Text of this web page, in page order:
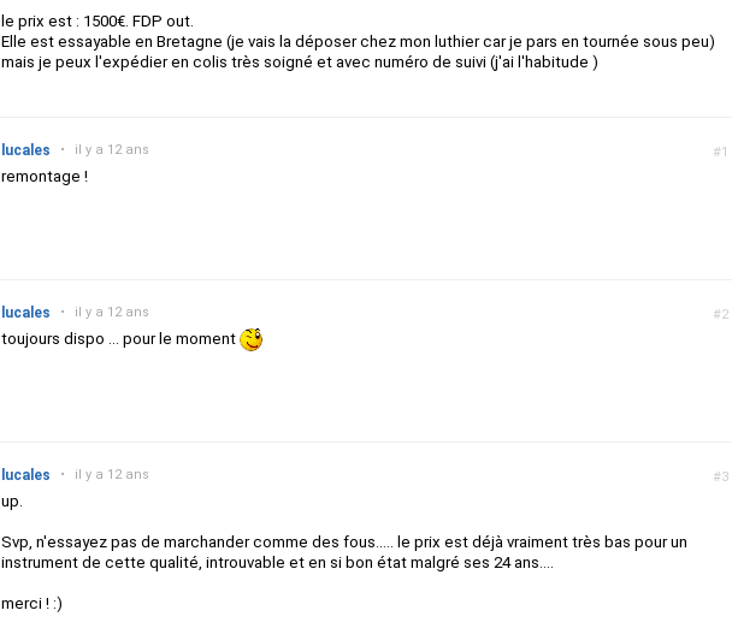
le prix est : 1500€. FDP out.
Elle est essayable en Bretagne (je vais la déposer chez mon luthier car je pars en tournée sous peu)
mais je peux l'expédier en colis très soigné et avec numéro de suivi (j'ai l'habitude )
#1
lucales • il y a 12 ans
remontage !
#2
lucales • il y a 12 ans
toujours dispo ... pour le moment
#3
lucales • il y a 12 ans
up.
Svp, n'essayez pas de marchander comme des fous..... le prix est déjà vraiment très bas pour un
instrument de cette qualité, introuvable et en si bon état malgré ses 24 ans....
merci ! :)